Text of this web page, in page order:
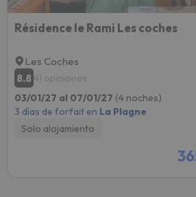
Résidence le Rami Les coches
Les Coches
8.8 41 opiniones
03/01/27 al 07/01/27 (4 noches)
3 días de forfait en La Plagne
Solo alojamiento